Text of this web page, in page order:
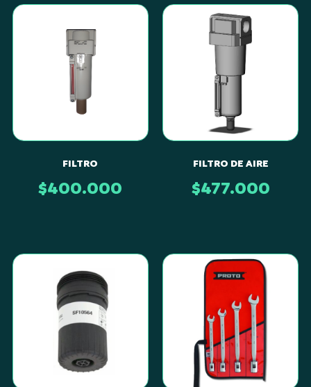
FILTRO
$400.000
FILTRO DE AIRE
$477.000